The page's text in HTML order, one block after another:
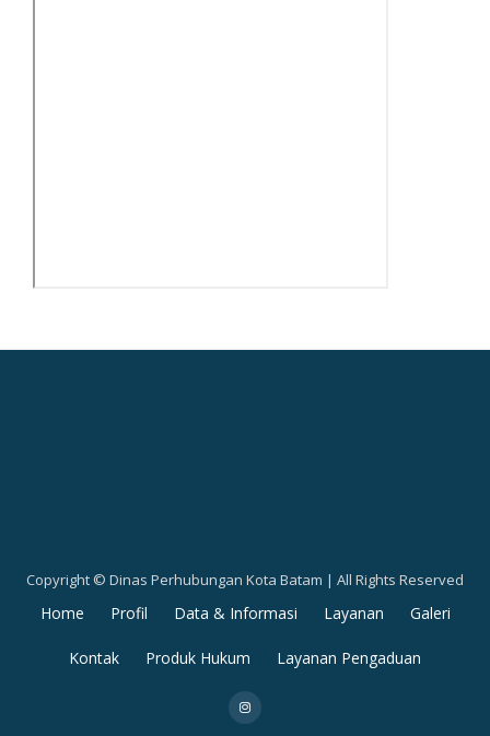
Copyright © Dinas Perhubungan Kota Batam | All Rights Reserved
Secondary
Menu
Home Profil Data & Informasi Layanan Galeri
Kontak Produk Hukum Layanan Pengaduan
fa-
instagram